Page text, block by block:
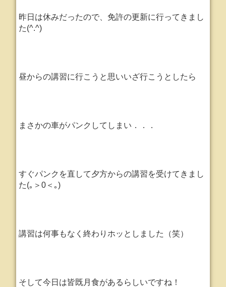
昨日は休みだったので、免許の更新に行ってきまし
た(^.^)
昼からの講習に行こうと思いいざ行こうとしたら
まさかの車がパンクしてしまい．．．
すぐパンクを直して夕方からの講習を受けてきまし
た(｡＞0＜｡)
講習は何事もなく終わりホッとしました（笑）
そして今日は皆既月食があるらしいですね！